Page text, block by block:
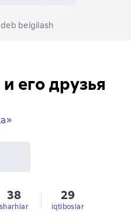
belgilash
его друзья
38
sharhlar
29
iqtiboslar